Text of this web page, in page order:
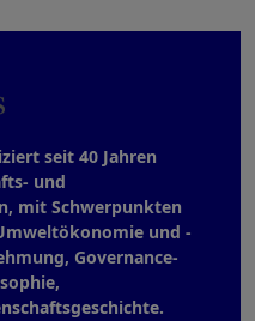
seit 40 Jahren
und
mit Schwerpunkten
und -
Governance-